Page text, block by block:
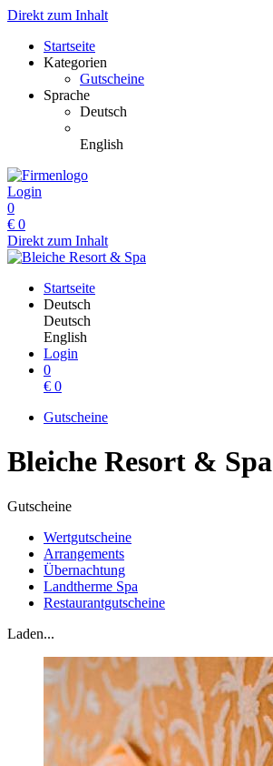
Direkt zum Inhalt
Startseite
Kategorien
Gutscheine
Sprache
Deutsch
English
Login
0
€ 0
Direkt zum Inhalt
Startseite
Deutsch
Deutsch
English
Login
0
€ 0
Gutscheine
Bleiche Resort & Spa
Gutscheine
Wertgutscheine
Arrangements
Übernachtung
Landtherme Spa
Restaurantgutscheine
Laden...